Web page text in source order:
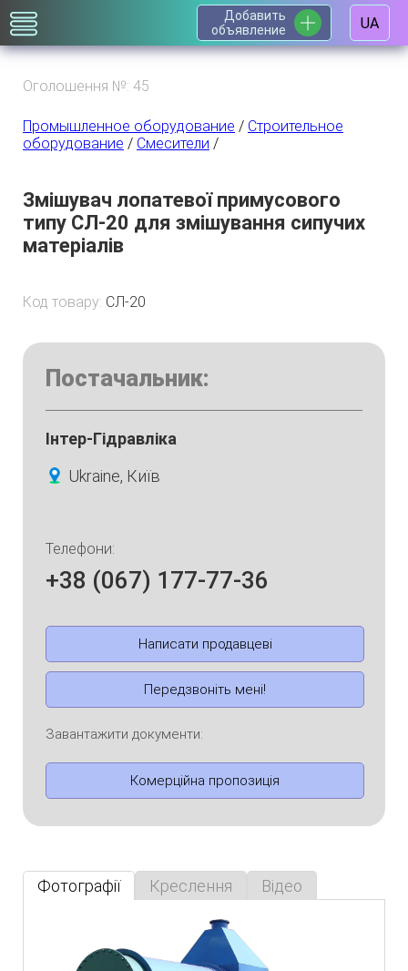
Добавить
объявление
UA
Оголошення №: 45
Промышленное оборудование / Строительное
оборудование / Смесители /
Змішувач лопатевої примусового
типу СЛ-20 для змішування сипучих
матеріалів
Код товару: СЛ-20
Постачальник:
Інтер-Гідравліка
Ukraine, Київ
Телефони:
+38 (067) 177-77-36
Написати продавцеві
Передзвоніть мені!
Завантажити документи:
Комерційна пропозиція
Фотографії Креслення Відео